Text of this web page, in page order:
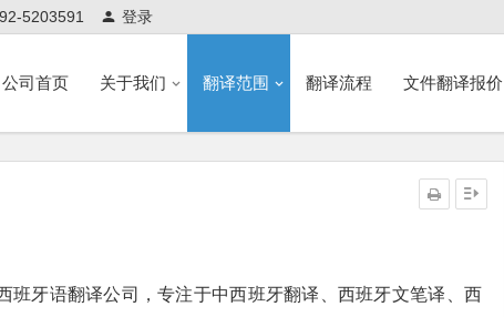
5203591 登录
公司首页 关于我们 翻译范围 翻译流程 文件翻译报价
班牙语翻译公司，专注于中西班牙翻译、西班牙文笔译、西